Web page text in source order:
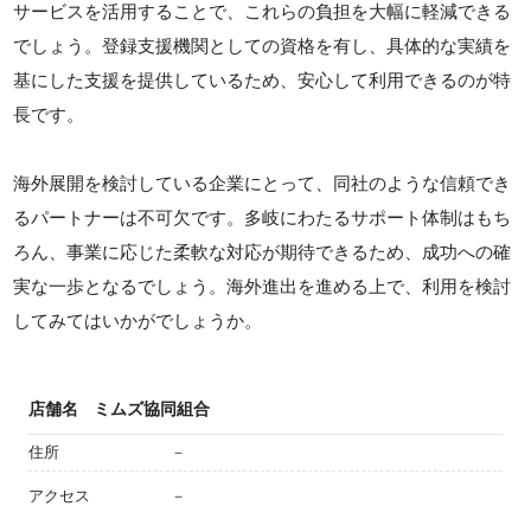
サービスを活用することで、これらの負担を大幅に軽減できる
でしょう。登録支援機関としての資格を有し、具体的な実績を
基にした支援を提供しているため、安心して利用できるのが特
長です。
海外展開を検討している企業にとって、同社のような信頼でき
るパートナーは不可欠です。多岐にわたるサポート体制はもち
ろん、事業に応じた柔軟な対応が期待できるため、成功への確
実な一歩となるでしょう。海外進出を進める上で、利用を検討
してみてはいかがでしょうか。
店舗名 ミムズ協同組合
住所 －
アクセス －